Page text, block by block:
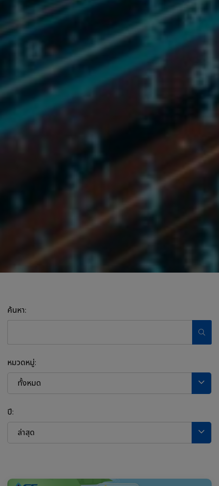
ค้นหา:
หมวดหมู่:
ทั้งหมด
ปี:
ล่าสุด